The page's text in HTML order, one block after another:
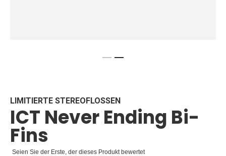
Bildgalerie
springen
LIMITIERTE STEREOFLOSSEN
ICT Never Ending Bi-
Fins
Seien Sie der Erste, der dieses Produkt bewertet